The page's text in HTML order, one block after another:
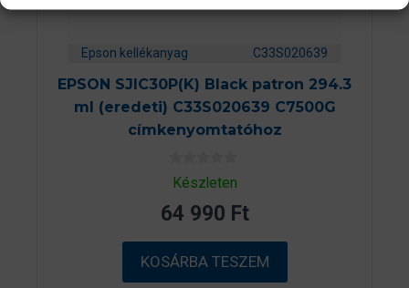
Epson kellékanyag C33S020639
EPSON SJIC30P(K) Black patron 294.3
ml (eredeti) C33S020639 C7500G
címkenyomtatóhoz
0
a
5
b
ő
l
Készleten
64 990 Ft
KOSÁRBA TESZEM